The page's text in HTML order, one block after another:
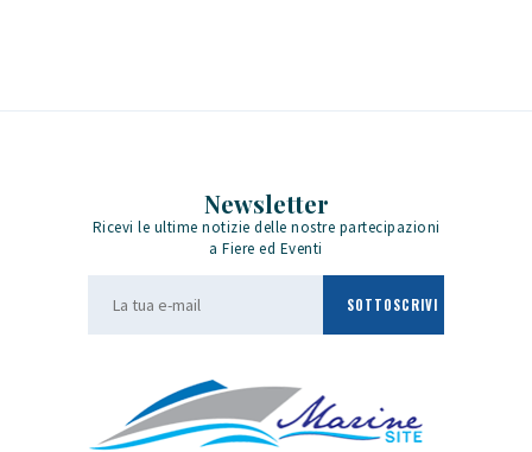
Newsletter
Ricevi le ultime notizie delle nostre partecipazioni
a Fiere ed Eventi